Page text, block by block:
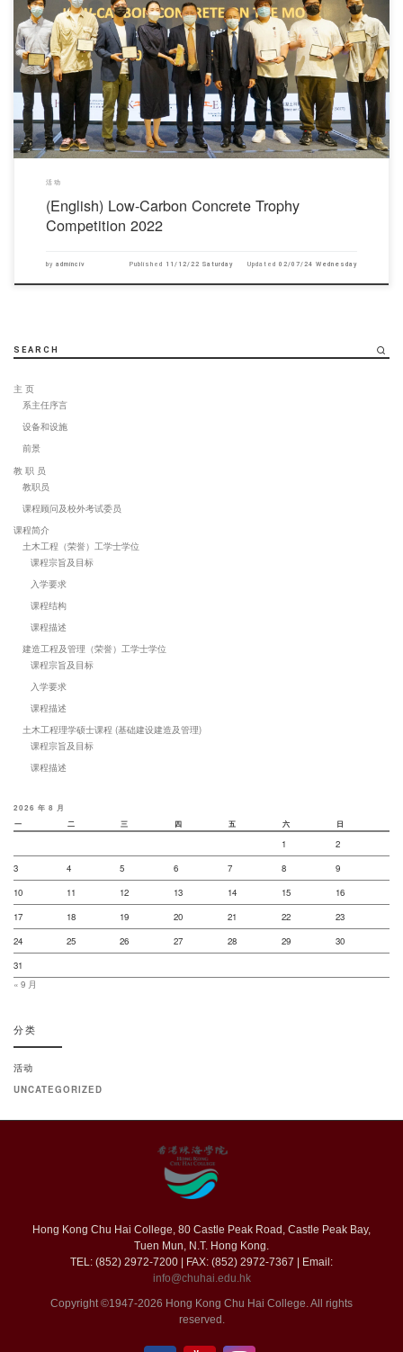
对不起，此内容只适用于English.
活动
(English) Low-Carbon Concrete Trophy
Competition 2022
by adminciv Published 11/12/22 Saturday Updated02/07/24 Wednesday
SEARCH
主 页
系主任序言
设备和设施
前景
教 职 员
教职员
课程顾问及校外考试委员
课程简介
土木工程（荣誉）工学士学位
课程宗旨及目标
入学要求
课程结构
课程描述
建造工程及管理（荣誉）工学士学位
课程宗旨及目标
入学要求
课程描述
土木工程理学硕士课程 (基础建设建造及管理)
课程宗旨及目标
课程描述
2026 年 8 月
一 二 三 四 五 六 日
1
2
3
4 5 6 7 8
9
10
11 12 13 14 15
16
17
18 19 20 21 22
23
24
25 26 27 28 29
30
31
« 9 月
分类
活动
UNCATEGORIZED
Hong Kong Chu Hai College, 80 Castle Peak Road, Castle Peak Bay,
Tuen Mun, N.T. Hong Kong.
TEL: (852) 2972-7200 | FAX: (852) 2972-7367 | Email:
info@chuhai.edu.hk
Copyright ©1947-2026 Hong Kong Chu Hai College. All rights
reserved.